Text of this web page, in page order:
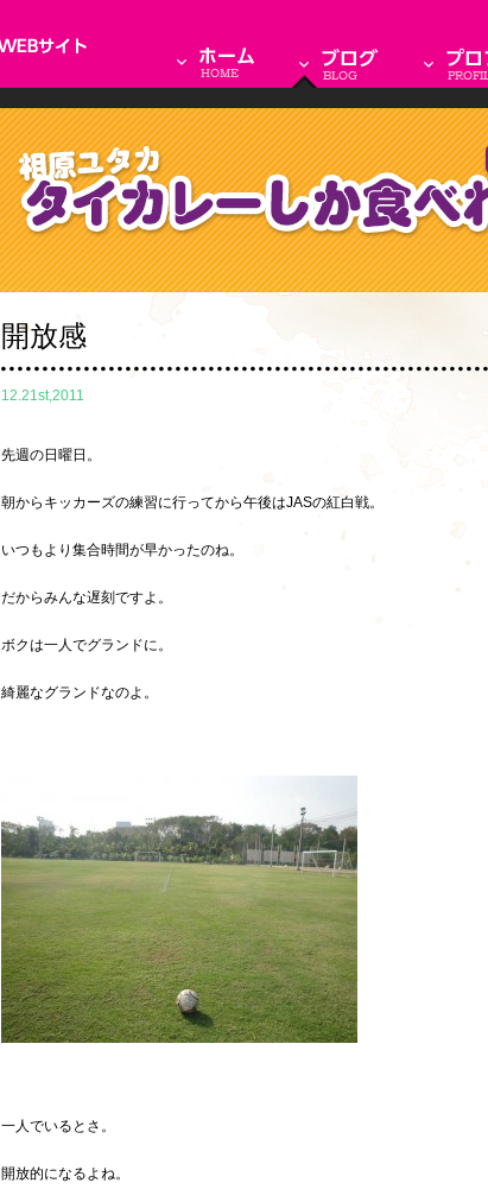
開放感
12.21st,2011
先週の日曜日。
朝からキッカーズの練習に行ってから午後はJASの紅白戦。
いつもより集合時間が早かったのね。
だからみんな遅刻ですよ。
ボクは一人でグランドに。
綺麗なグランドなのよ。
一人でいるとさ。
開放的になるよね。